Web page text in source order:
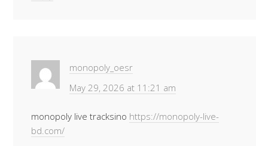
monopoly_oesr
May 29, 2026 at 11:21 am
monopoly live tracksino https://monopoly-live-
bd.com/